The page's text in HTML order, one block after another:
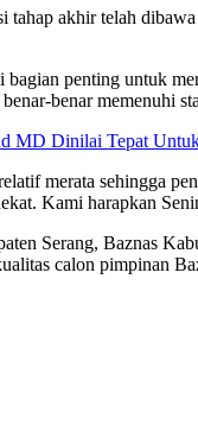
tahap akhir telah
penting untuk
benar memenuhi
MD Dinilai Tepat
merata sehingga
Kami harapkan
Serang, Baznas
calon pimpinan